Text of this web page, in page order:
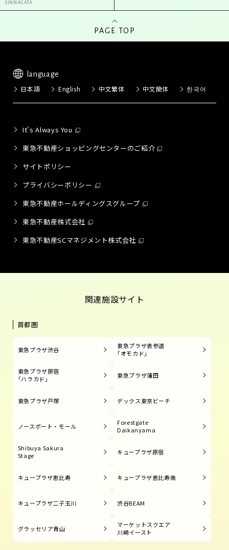
SINNAGATA
PAGE TOP
language
日本語 English 中文繁体 中文簡体 한국어
It's Always You
東急不動産ショッピングセンターのご紹介
サイトポリシー
プライバシーポリシー
東急不動産ホールディングスグループ
東急不動産株式会社
東急不動産SCマネジメント株式会社
関連施設サイト
首都圏
東急プラザ渋谷
東急プラザ表参道
「オモカド」
東急プラザ原宿
「ハラカド」
東急プラザ蒲田
東急プラザ戸塚 デックス東京ビーチ
ノースポート・モール
Forestgate
Daikanyama
Shibuya Sakura
Stage
キュープラザ原宿
キュープラザ恵比寿 キュープラザ恵比寿南
キュープラザ二子玉川 渋谷BEAM
グラッセリア青山
マーケットスクエア
川崎イースト